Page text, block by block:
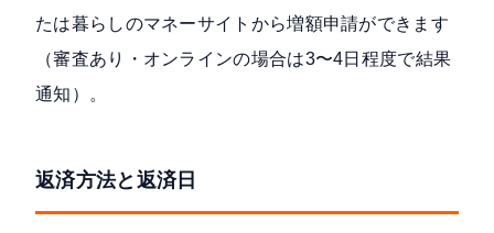
たは暮らしのマネーサイトから増額申請ができます
（審査あり・オンラインの場合は3〜4日程度で結果
通知）。
返済方法と返済日